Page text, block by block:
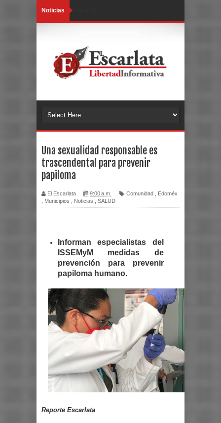
Noticias
Una sexualidad responsable es
trascendental para prevenir
papiloma
El Escarlata 9:00 a.m. Comunidad
Edoméx
Municipios Noticias SALUD
Informan especialistas del
ISSEMyM medidas de
prevención para prevenir
papiloma humano.
Reporte Escarlata